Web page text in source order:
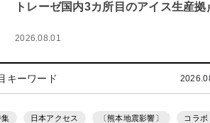
トレーゼ国内3カ所目のアイス生産拠
2026.08.01
キーワード
集 日本アクセス 〔熊本地震影響〕 コラボ